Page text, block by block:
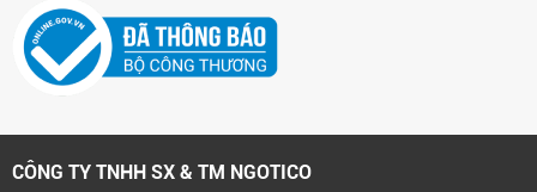
CÔNG TY TNHH SX & TM NGOTICO